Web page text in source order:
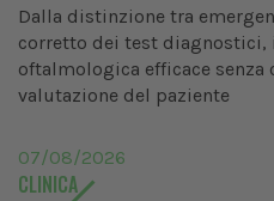
Dalla distinzione tra
corretto dei test
oftalmologica efficace senza
valutazione del paziente
07/08/2026
CLINICA